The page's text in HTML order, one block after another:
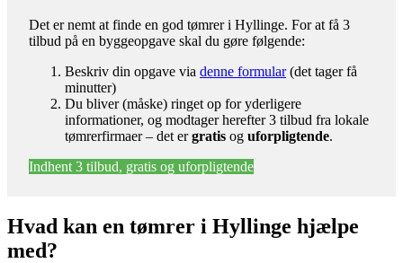
Det er nemt at finde en god tømrer i Hyllinge. For at få 3
tilbud på en byggeopgave skal du gøre følgende:
Beskriv din opgave via denne formular(det tager få
minutter)
Du bliver (måske) ringet op for yderligere
informationer, og modtager herefter 3 tilbud fra lokale
tømrerfirmaer – det ergratis og uforpligtende.
Indhent 3 tilbud, gratis og uforpligtende
Hvad kan en tømrer i Hyllinge hjælpe
med?